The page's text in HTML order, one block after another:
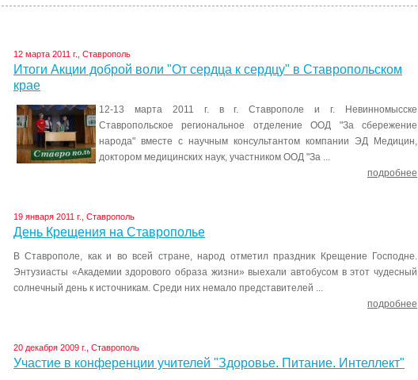
12 марта 2011 г., Ставрополь
Итоги Акции доброй воли "От сердца к сердцу" в Ставропольском
крае
12-13 марта 2011 г. в г. Ставрополе и г. Невинномысске
Ставропольское региональное отделение ООД "За сбережение
народа" вместе с научным консультантом компании ЭД Медицин,
доктором медицинских наук, участником ООД "За ...
подробнее
19 января 2011 г., Ставрополь
День Крещения на Ставрополье
В Ставрополе, как и во всей стране, народ отметил праздник Крещение Господне.
Энтузиасты «Академии здорового образа жизни» выехали автобусом в этот чудесный
солнечный день к источникам. Среди них немало представителей ...
подробнее
20 декабря 2009 г., Ставрополь
Участие в конференции учителей "Здоровье. Питание. Интеллект"